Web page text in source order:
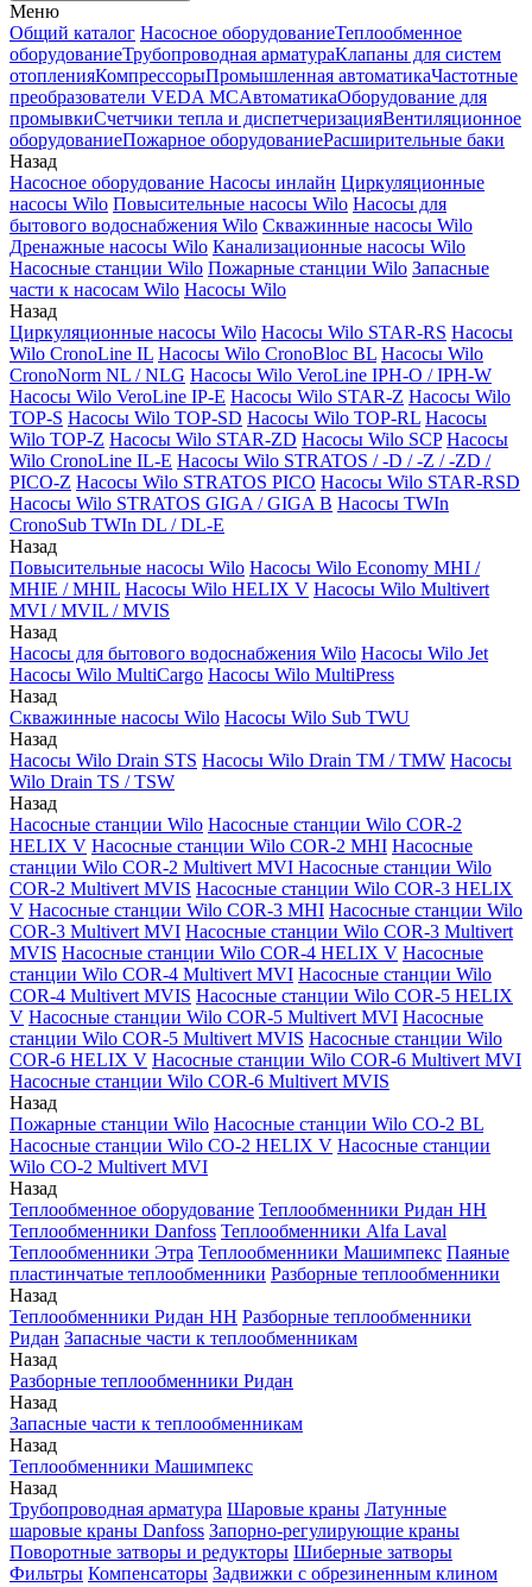
Меню
Общий каталог Насосное оборудованиеТеплообменное
оборудованиеТрубопроводная арматураКлапаны для систем
отопленияКомпрессорыПромышленная автоматикаЧастотные
преобразователи VEDA MCАвтоматикаОборудование для
промывкиСчетчики тепла и диспетчеризацияВентиляционное
оборудованиеПожарное оборудованиеРасширительные баки
Назад
Насосное оборудование Насосы инлайн Циркуляционные
насосы Wilo Повысительные насосы Wilo Насосы для
бытового водоснабжения Wilo Скважинные насосы Wilo
Дренажные насосы Wilo Канализационные насосы Wilo
Насосные станции Wilo Пожарные станции Wilo Запасные
части к насосам Wilo Насосы Wilo
Назад
Циркуляционные насосы Wilo Насосы Wilo STAR-RS Насосы
Wilo CronoLine IL Насосы Wilo CronoBloc BL Насосы Wilo
CronoNorm NL / NLG Насосы Wilo VeroLine IPH-O / IPH-W
Насосы Wilo VeroLine IP-E Насосы Wilo STAR-Z Насосы Wilo
TOP-S Насосы Wilo TOP-SD Насосы Wilo TOP-RL Насосы
Wilo TOP-Z Насосы Wilo STAR-ZD Насосы Wilo SCP Насосы
Wilo CronoLine IL-E Насосы Wilo STRATOS / -D / -Z / -ZD /
PICO-Z Насосы Wilo STRATOS PICO Насосы Wilo STAR-RSD
Насосы Wilo STRATOS GIGA / GIGA B Насосы TWIn
CronoSub TWIn DL / DL-E
Назад
Повысительные насосы Wilo Насосы Wilo Economy MHI /
MHIE / MHIL Насосы Wilo HELIX V Насосы Wilo Multivert
MVI / MVIL / MVIS
Назад
Насосы для бытового водоснабжения Wilo Насосы Wilo Jet
Насосы Wilo MultiCargo Насосы Wilo MultiPress
Назад
Скважинные насосы Wilo Насосы Wilo Sub TWU
Назад
Насосы Wilo Drain STS Насосы Wilo Drain TM / TMW Насосы
Wilo Drain TS / TSW
Назад
Насосные станции Wilo Насосные станции Wilo COR-2
HELIX V Насосные станции Wilo COR-2 MHI Насосные
станции Wilo COR-2 Multivert MVI Насосные станции Wilo
COR-2 Multivert MVIS Насосные станции Wilo COR-3 HELIX
V Насосные станции Wilo COR-3 MHI Насосные станции Wilo
COR-3 Multivert MVI Насосные станции Wilo COR-3 Multivert
MVIS Насосные станции Wilo COR-4 HELIX V Насосные
станции Wilo COR-4 Multivert MVI Насосные станции Wilo
COR-4 Multivert MVIS Насосные станции Wilo COR-5 HELIX
V Насосные станции Wilo COR-5 Multivert MVI Насосные
станции Wilo COR-5 Multivert MVIS Насосные станции Wilo
COR-6 HELIX V Насосные станции Wilo COR-6 Multivert MVI
Насосные станции Wilo COR-6 Multivert MVIS
Назад
Пожарные станции Wilo Насосные станции Wilo CO-2 BL
Насосные станции Wilo CO-2 HELIX V Насосные станции
Wilo CO-2 Multivert MVI
Назад
Теплообменное оборудование Теплообменники Ридан НН
Теплообменники Danfoss Теплообменники Alfa Laval
Теплообменники Этра Теплообменники Машимпекс Паяные
пластинчатые теплообменники Разборные теплообменники
Назад
Теплообменники Ридан НН Разборные теплообменники
Ридан Запасные части к теплообменникам
Назад
Разборные теплообменники Ридан
Назад
Запасные части к теплообменникам
Назад
Теплообменники Машимпекс
Назад
Трубопроводная арматура Шаровые краны Латунные
шаровые краны Danfoss Запорно-регулирующие краны
Поворотные затворы и редукторы Шиберные затворы
Фильтры Компенсаторы Задвижки с обрезиненным клином